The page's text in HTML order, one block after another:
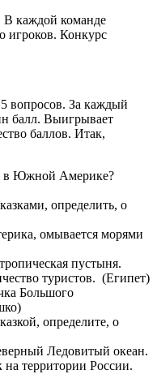
В каждой команде
игроков. Конкурс
вопросов. За каждый
балл. Выигрывает
баллов. Итак,
в Южной Америке?
определить, о
омывается морями
пустыня.
туристов. (Египет)
Большого
определите, о
Ледовитый океан.
на территории России.